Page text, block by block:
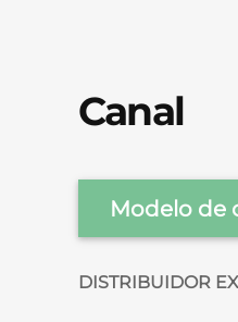
Canal
Modelo de
DISTRIBUIDOR